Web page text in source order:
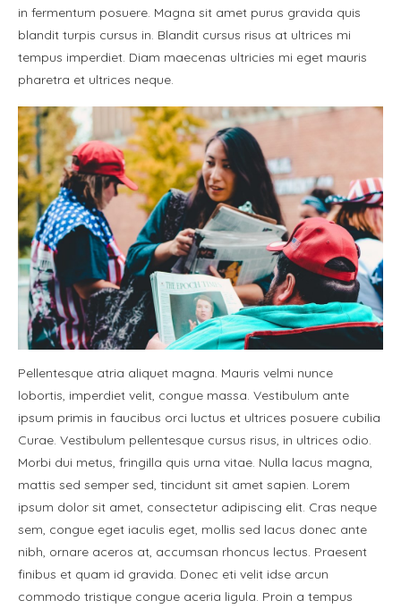
in fermentum posuere. Magna sit amet purus gravida quis
blandit turpis cursus in. Blandit cursus risus at ultrices mi
tempus imperdiet. Diam maecenas ultricies mi eget mauris
pharetra et ultrices neque.
Pellentesque atria aliquet magna. Mauris velmi nunce
lobortis, imperdiet velit, congue massa. Vestibulum ante
ipsum primis in faucibus orci luctus et ultrices posuere cubilia
Curae. Vestibulum pellentesque cursus risus, in ultrices odio.
Morbi dui metus, fringilla quis urna vitae. Nulla lacus magna,
mattis sed semper sed, tincidunt sit amet sapien. Lorem
ipsum dolor sit amet, consectetur adipiscing elit. Cras neque
sem, congue eget iaculis eget, mollis sed lacus donec ante
nibh, ornare aceros at, accumsan rhoncus lectus. Praesent
finibus et quam id gravida. Donec eti velit idse arcun
commodo tristique congue aceria ligula. Proin a tempus